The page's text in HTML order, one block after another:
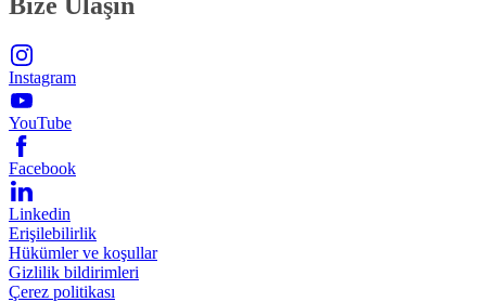
Instagram
YouTube
Facebook
Linkedin
Erişilebilirlik
Hükümler ve koşullar
Gizlilik bildirimleri
Çerez politikası